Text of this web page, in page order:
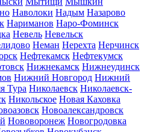
Наволоки Надым Назарово
Нариманов Наро-Фоминск
Невель Невельск
Неман Нерехта Нерчинск
Нефтекамск Нефтекумск
Нижнекамск Нижнеудинск
Нижний Новгород Нижний
Тура Николаевск Николаевск-
Никольское Новая Каховка
Новоалександровск
Нововоронеж Новогродовка